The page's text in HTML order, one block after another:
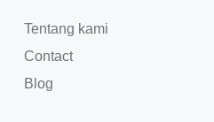
Tentang kami
Contact
Blog